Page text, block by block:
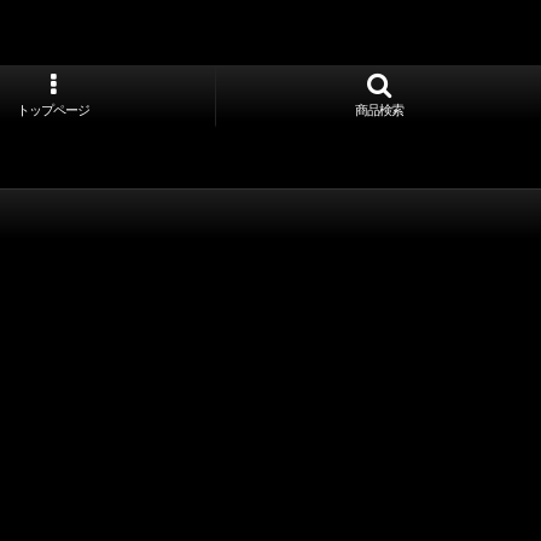
トップページ 商品検索